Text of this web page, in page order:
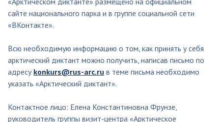
сайте национального парка и в группе социальной сети
«ВКонтакте».
Всю необходимую информацию о том, как принять у себя
арктический диктант можно получить, написав письмо по
адресу konkurs@rus-arc.ru в теме письма необходимо
указать «Арктический диктант».
Контактное лицо: Елена Константиновна Фрунзе,
руководитель группы визит-центра «Арктическое